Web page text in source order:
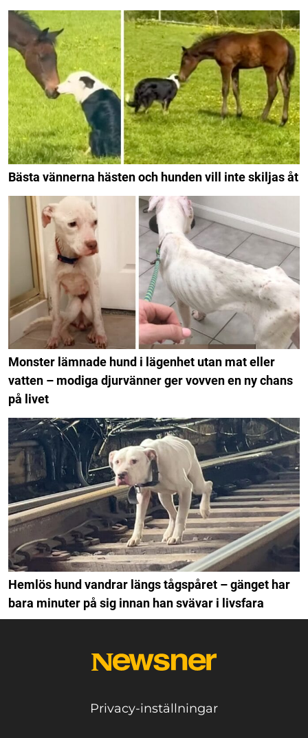
Bästa vännerna hästen och hunden vill inte skiljas åt
Monster lämnade hund i lägenhet utan mat eller
vatten – modiga djurvänner ger vovven en ny chans
på livet
Hemlös hund vandrar längs tågspåret – gänget har
bara minuter på sig innan han svävar i livsfara
Privacy-inställningar